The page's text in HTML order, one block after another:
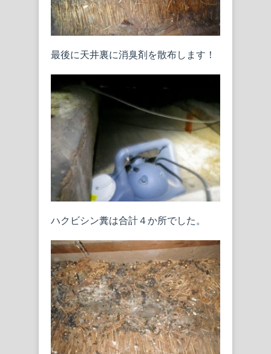
最後に天井裏に消臭剤を散布します！
ハクビシン糞は合計４か所でした。